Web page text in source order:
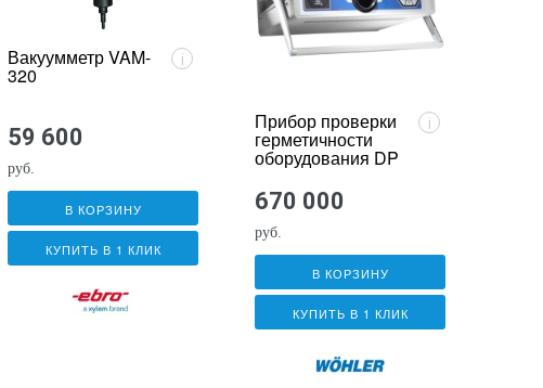
Вакуумметр VAM-
320
i
59 600
руб.
В КОРЗИНУ
КУПИТЬ В 1 КЛИК
Прибор проверки
герметичности
оборудования DP
i
670 000
руб.
В КОРЗИНУ
КУПИТЬ В 1 КЛИК